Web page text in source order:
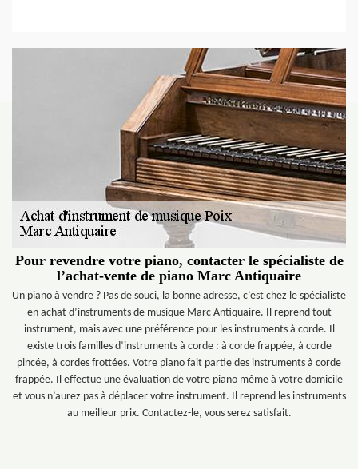
Pour revendre votre piano, contacter le spécialiste de
l’achat-vente de piano Marc Antiquaire
Un piano à vendre ? Pas de souci, la bonne adresse, c’est chez le spécialiste
en achat d’instruments de musique Marc Antiquaire. Il reprend tout
instrument, mais avec une préférence pour les instruments à corde. Il
existe trois familles d’instruments à corde : à corde frappée, à corde
pincée, à cordes frottées. Votre piano fait partie des instruments à corde
frappée. Il effectue une évaluation de votre piano même à votre domicile
et vous n’aurez pas à déplacer votre instrument. Il reprend les instruments
au meilleur prix. Contactez-le, vous serez satisfait.